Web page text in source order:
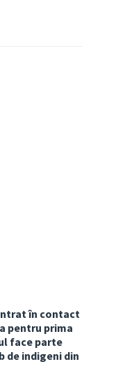
în contact
pentru prima
face parte
de indigeni din